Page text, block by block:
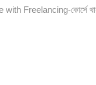
Freelancing-কোর্সে